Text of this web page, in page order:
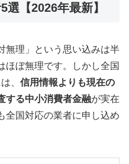
【2026年最新】
無理」という思い込みは半
ほぼ無理です。しかし全国
、 信用情報よりも現在の
する中小消費者金融が実在
全国対応の業者に申し込め